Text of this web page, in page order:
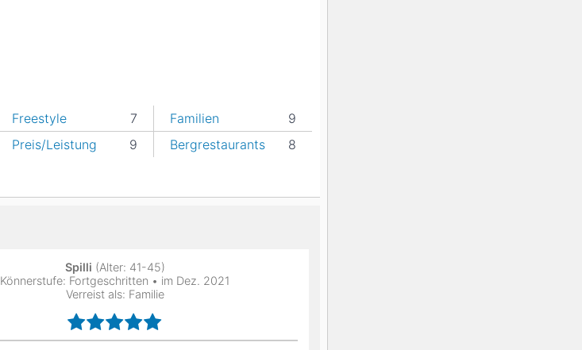
Freestyle 7 Familien
9
Preis/Leistung 9 Bergrestaurants 8
Spilli (Alter: 41-45)
Könnerstufe: Fortgeschritten • im Dez. 2021
Verreist als: Familie